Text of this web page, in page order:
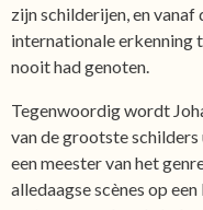
zijn schilderijen, en
internationale erkenning
nooit had genoten.
Tegenwoordig wordt
van de grootste schilders
een meester van het
alledaagse scènes op